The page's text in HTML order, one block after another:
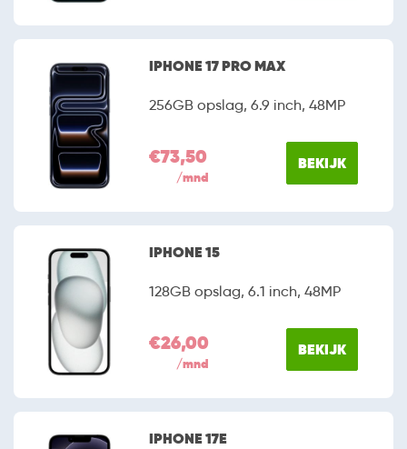
IPHONE 17 PRO MAX
256GB opslag, 6.9 inch, 48MP
€73,50
/mnd
BEKIJK
IPHONE 15
128GB opslag, 6.1 inch, 48MP
€26,00
/mnd
BEKIJK
IPHONE 17E